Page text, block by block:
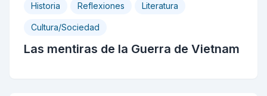
Historia Reflexiones Literatura
Cultura/Sociedad
Las mentiras de la Guerra de Vietnam